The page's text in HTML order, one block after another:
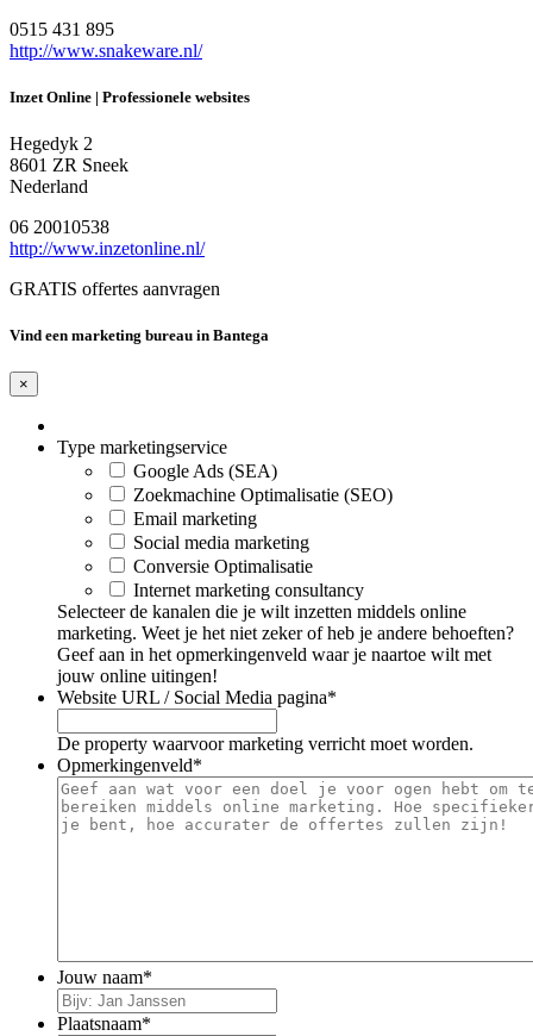
0515 431 895
http://www.snakeware.nl/
Inzet Online | Professionele websites
Hegedyk 2
8601 ZR Sneek
Nederland
06 20010538
http://www.inzetonline.nl/
GRATIS offertes aanvragen
Vind een marketing bureau in Bantega
×
Type marketingservice
Google Ads (SEA)
Zoekmachine Optimalisatie (SEO)
Email marketing
Social media marketing
Conversie Optimalisatie
Internet marketing consultancy
Selecteer de kanalen die je wilt inzetten middels online
marketing. Weet je het niet zeker of heb je andere behoeften?
Geef aan in het opmerkingenveld waar je naartoe wilt met
jouw online uitingen!
Website URL / Social Media pagina*
De property waarvoor marketing verricht moet worden.
Opmerkingenveld*
Jouw naam*
Plaatsnaam*